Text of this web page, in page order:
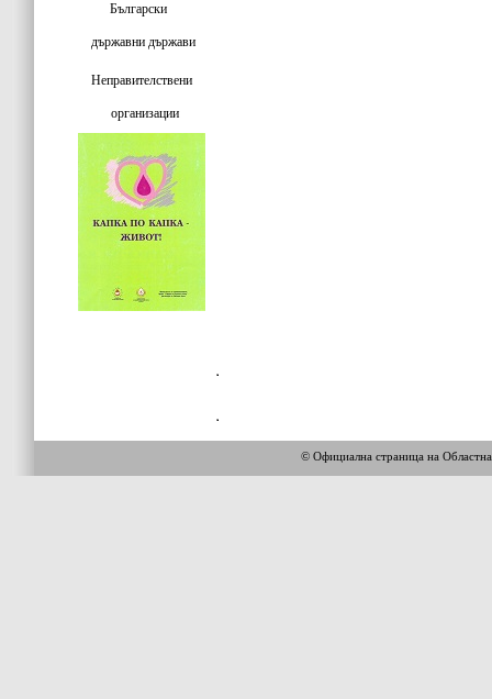
Български
държавни държави
Неправителствени
организации
© Официална страница на